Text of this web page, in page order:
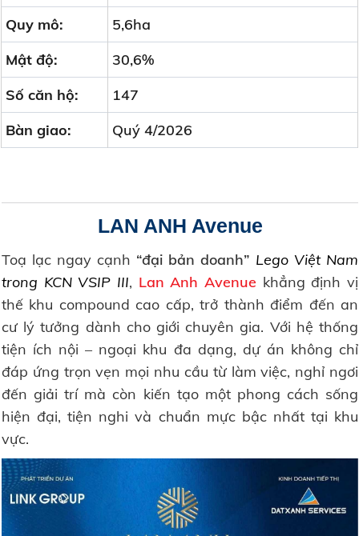
Quy mô:
5,6ha
Mật độ:
30,6%
Số căn hộ:
147
Bàn giao:
Quý 4/2026
LAN ANH Avenue
Toạ lạc ngay cạnh “đại bản doanh” Lego Việt Nam
trong KCN VSIP III, Lan Anh Avenue khẳng định vị
thế khu compound cao cấp, trở thành điểm đến an
cư lý tưởng dành cho giới chuyên gia. Với hệ thống
tiện ích nội – ngoại khu đa dạng, dự án không chỉ
đáp ứng trọn vẹn mọi nhu cầu từ làm việc, nghỉ ngơi
đến giải trí mà còn kiến tạo một phong cách sống
hiện đại, tiện nghi và chuẩn mực bậc nhất tại khu
vực.